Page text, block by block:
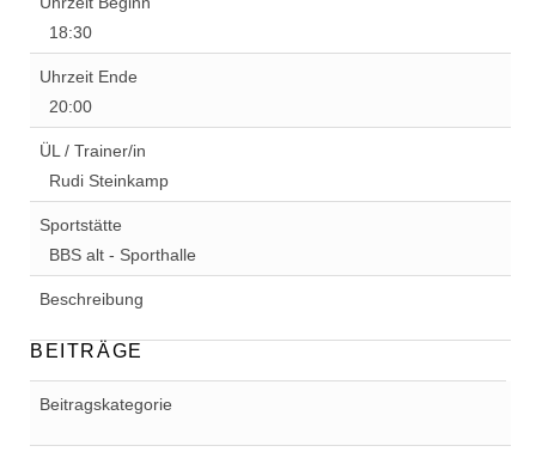
18:30
Uhrzeit Ende
20:00
ÜL / Trainer/in
Rudi Steinkamp
Sportstätte
BBS alt - Sporthalle
Beschreibung
BEITRÄGE
Beitragskategorie